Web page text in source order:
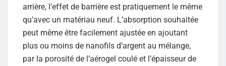
arrière, l’effet de barrière est pratiquement le même
qu’avec un matériau neuf. L’absorption souhaitée
peut même être facilement ajustée en ajoutant
plus ou moins de nanofils d’argent au mélange,
par la porosité de l’aérogel coulé et l’épaisseur de